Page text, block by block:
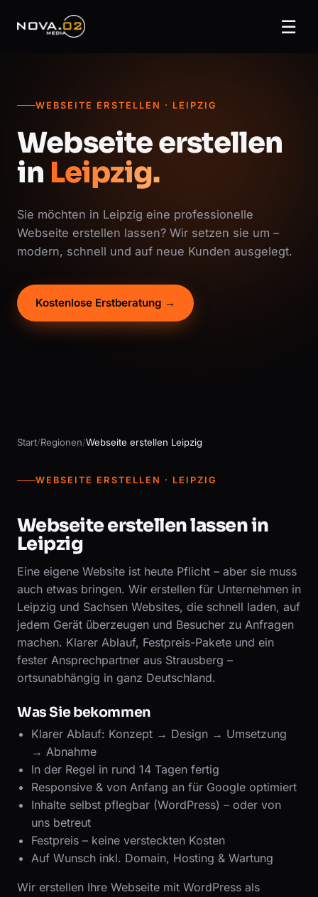
☰
WEBSEITE ERSTELLEN · LEIPZIG
Webseite erstellen
in Leipzig.
Sie möchten in Leipzig eine professionelle
Webseite erstellen lassen? Wir setzen sie um –
modern, schnell und auf neue Kunden ausgelegt.
Kostenlose Erstberatung →
Start/Regionen/Webseite erstellen Leipzig
WEBSEITE ERSTELLEN · LEIPZIG
Webseite erstellen lassen in
Leipzig
Eine eigene Website ist heute Pflicht – aber sie muss
auch etwas bringen. Wir erstellen für Unternehmen in
Leipzig und Sachsen Websites, die schnell laden, auf
jedem Gerät überzeugen und Besucher zu Anfragen
machen. Klarer Ablauf, Festpreis-Pakete und ein
fester Ansprechpartner aus Strausberg –
ortsunabhängig in ganz Deutschland.
Was Sie bekommen
Klarer Ablauf: Konzept → Design → Umsetzung
→ Abnahme
In der Regel in rund 14 Tagen fertig
Responsive & von Anfang an für Google optimiert
Inhalte selbst pflegbar (WordPress) – oder von
uns betreut
Festpreis – keine versteckten Kosten
Auf Wunsch inkl. Domain, Hosting & Wartung
Wir erstellen Ihre Webseite mit WordPress als